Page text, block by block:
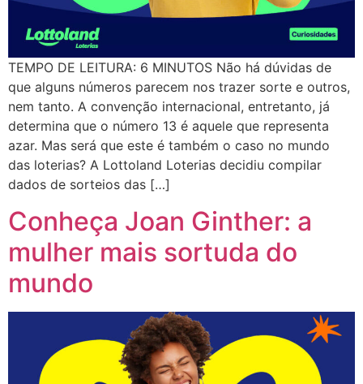
TEMPO DE LEITURA: 6 MINUTOS Não há dúvidas de
que alguns números parecem nos trazer sorte e outros,
nem tanto. A convenção internacional, entretanto, já
determina que o número 13 é aquele que representa
azar. Mas será que este é também o caso no mundo
das loterias? A Lottoland Loterias decidiu compilar
dados de sorteios das […]
Conheça Joan Ginther: a
mulher mais sortuda do
mundo